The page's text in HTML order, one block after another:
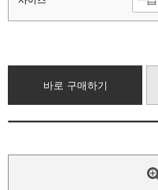
바로 구매하기